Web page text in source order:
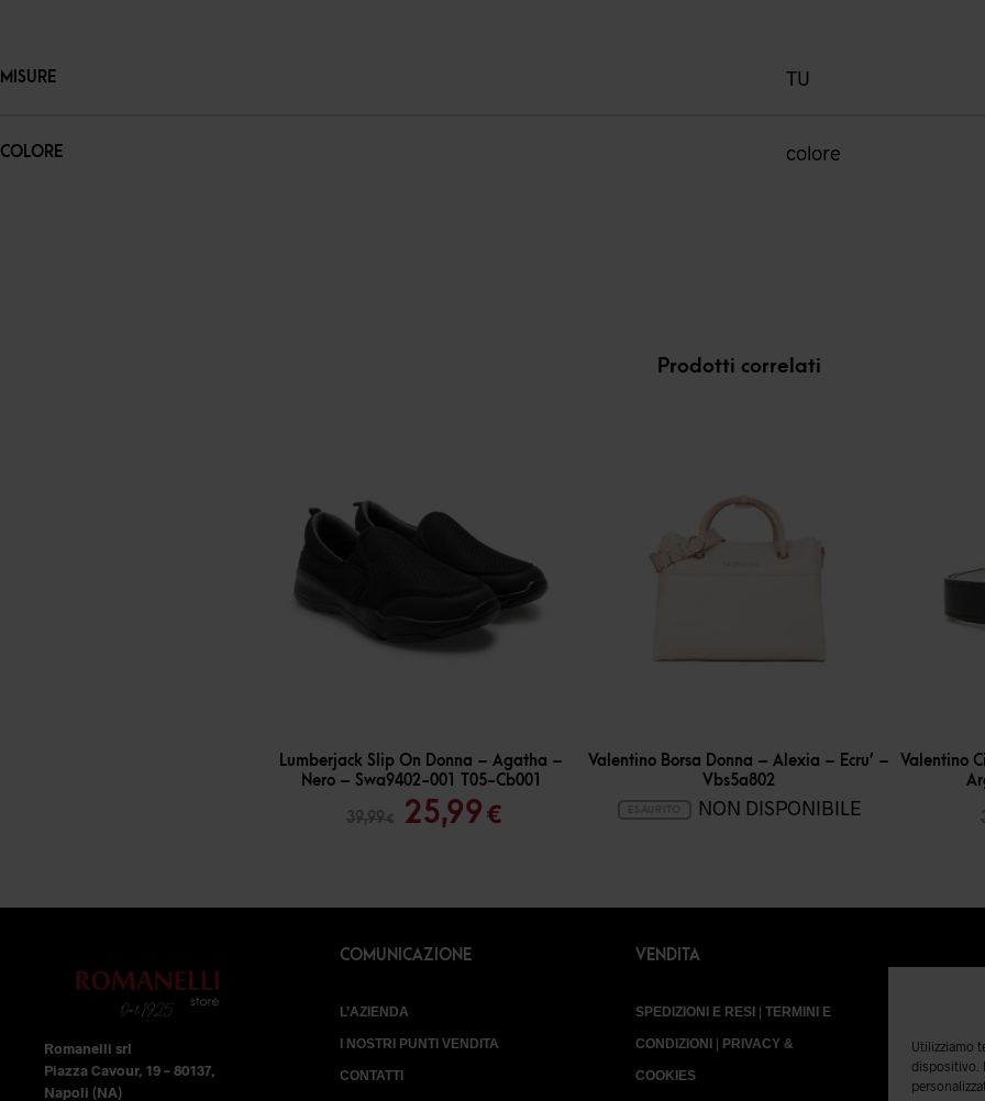
Utilizziamo
dispositivo.
MISURE TU
COLORE colore
Prodotti correlati
- %
Lumberjack Slip On Donna – Agatha –
Nero – Swa9402-001 T05-Cb001
39,99€
Il
era:
39,99 €.
25,99€Il
è:
Valentino Borsa Donna – Alexia – Ecru’ –
Vbs5a802
NON DISPONIBILE
30 %
Valentino
Romanelli srl
Piazza Cavour, 19 – 80137,
Napoli (NA)
COMUNICAZIONE
L’AZIENDA
I NOSTRI PUNTI VENDITA
CONTATTI
VENDITA
SPEDIZIONI E RESI| TERMINI E
CONDIZIONI| PRIVACY &
COOKIES